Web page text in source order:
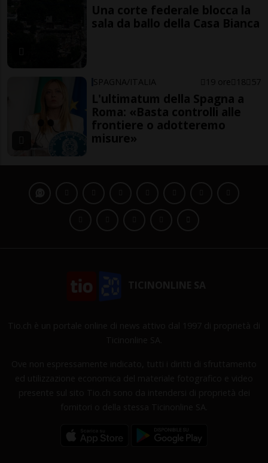
Una corte federale blocca la
sala da ballo della Casa Bianca
SPAGNA/ITALIA 19 ore 18 57
L'ultimatum della Spagna a
Roma: «Basta controlli alle
frontiere o adotteremo
misure»